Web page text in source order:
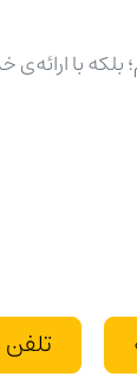
با
تلفن